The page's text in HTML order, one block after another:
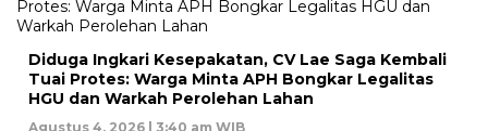
Diduga Ingkari Kesepakatan, CV Lae Saga Kembali
Tuai Protes: Warga Minta APH Bongkar Legalitas
HGU dan Warkah Perolehan Lahan
Agustus 4, 2026 | 3:40 am WIB